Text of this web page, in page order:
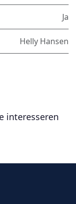
Ja
Helly Hansen
interesseren